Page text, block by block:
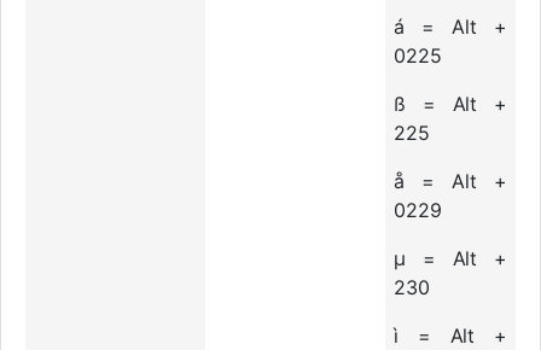
á = Alt +
0225
ß = Alt +
225
å = Alt +
0229
µ = Alt +
230
ì = Alt +